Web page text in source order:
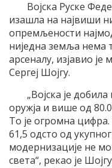
Војска Руске
изашла на највиши
опремљености
ниједна земља нема
арсеналу, изјавио
Сергеј Шојгу.
„Војска је
оружја и више од
То је огромна
61,5 одсто од
модернизације не
света“, рекао је